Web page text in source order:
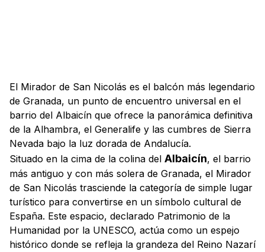
El Mirador de San Nicolás es el balcón más legendario
de Granada, un punto de encuentro universal en el
barrio del Albaicín que ofrece la panorámica definitiva
de la Alhambra, el Generalife y las cumbres de Sierra
Nevada bajo la luz dorada de Andalucía.
Situado en la cima de la colina del Albaicín, el barrio
más antiguo y con más solera de Granada, el Mirador
de San Nicolás trasciende la categoría de simple lugar
turístico para convertirse en un símbolo cultural de
España. Este espacio, declarado Patrimonio de la
Humanidad por la UNESCO, actúa como un espejo
histórico donde se refleja la grandeza del Reino Nazarí